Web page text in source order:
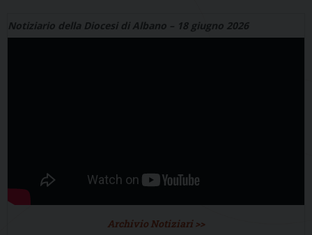
Notiziario della Diocesi di Albano – 18 giugno 2026
Archivio Notiziari >>